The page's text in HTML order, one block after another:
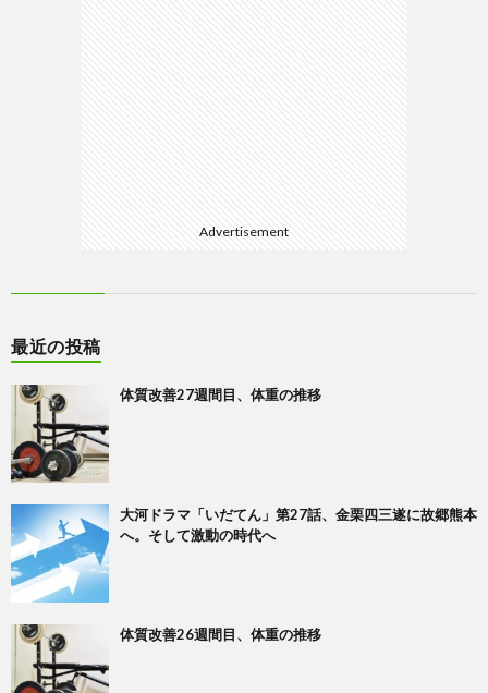
Advertisement
最近の投稿
体質改善27週間目、体重の推移
大河ドラマ「いだてん」第27話、金栗四三遂に故郷熊本
へ。そして激動の時代へ
体質改善26週間目、体重の推移